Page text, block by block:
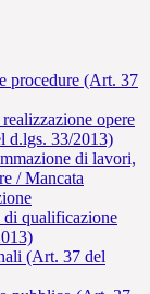
procedure (Art. 37
opere
d.lgs. 33/2013)
di lavori,
/ Mancata
di qualificazione
(Art. 37 del